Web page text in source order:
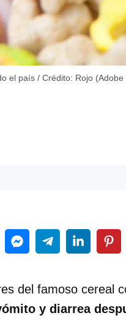
el país / Crédito: Rojo (Adobe
del famoso cereal
y diarrea